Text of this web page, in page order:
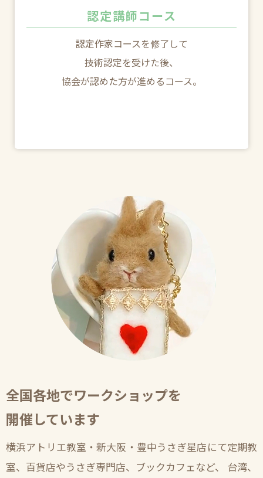
認定講師コース
認定作家コースを修了して
技術認定を受けた後、
協会が認めた方が進めるコース。
全国各地でワークショップを
開催しています
横浜アトリエ教室・新大阪・豊中うさぎ星店にて定期教
室、百貨店やうさぎ専門店、ブックカフェなど、 台湾、